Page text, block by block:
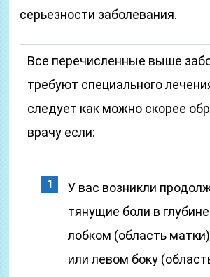
серьезности заболевания.
Все перечисленные выше
требуют специального
следует как можно скорее
врачу если:
У вас возникли
тянущие боли в
лобком (область
или левом боку